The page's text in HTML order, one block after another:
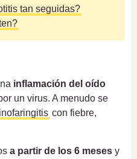
tan seguidas?
inflamación del oído
un virus. A menudo se
con fiebre,
a partir de los 6 meses y